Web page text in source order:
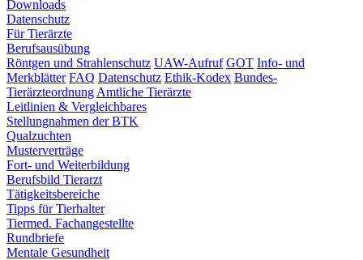
Downloads
Datenschutz
Für Tierärzte
Berufsausübung
Röntgen und Strahlenschutz UAW-Aufruf GOT Info- und
Merkblätter FAQ Datenschutz Ethik-Kodex Bundes-
Tierärzteordnung Amtliche Tierärzte
Leitlinien & Vergleichbares
Stellungnahmen der BTK
Qualzuchten
Musterverträge
Fort- und Weiterbildung
Berufsbild Tierarzt
Tätigkeitsbereiche
Tipps für Tierhalter
Tiermed. Fachangestellte
Rundbriefe
Mentale Gesundheit